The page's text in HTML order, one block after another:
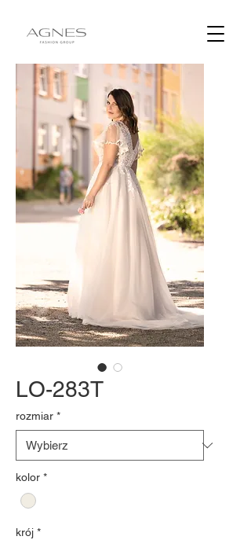
LO-283T
rozmiar *
kolor *
krój *